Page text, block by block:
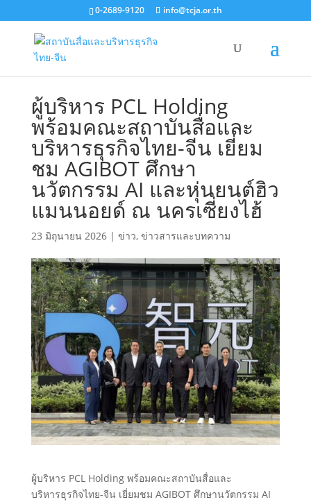
0-2689-9120 info@tcja.or.th
ผู้บริหาร PCL Holding
พร้อมคณะสถาบันสื่อและ
บริหารธุรกิจไทย-จีน เยี่ยม
ชม AGIBOT ศึกษา
นวัตกรรม AI และหุ่นยนต์ฮิว
แมนนอยด์ ณ นครเซี่ยงไฮ้
23 มิถุนายน 2026| ข่าว, ข่าวสารและบทความ
ผู้บริหาร PCL Holding พร้อมคณะสถาบันสื่อและ
บริหารธุรกิจไทย-จีน เยี่ยมชม AGIBOT ศึกษานวัตกรรม AI